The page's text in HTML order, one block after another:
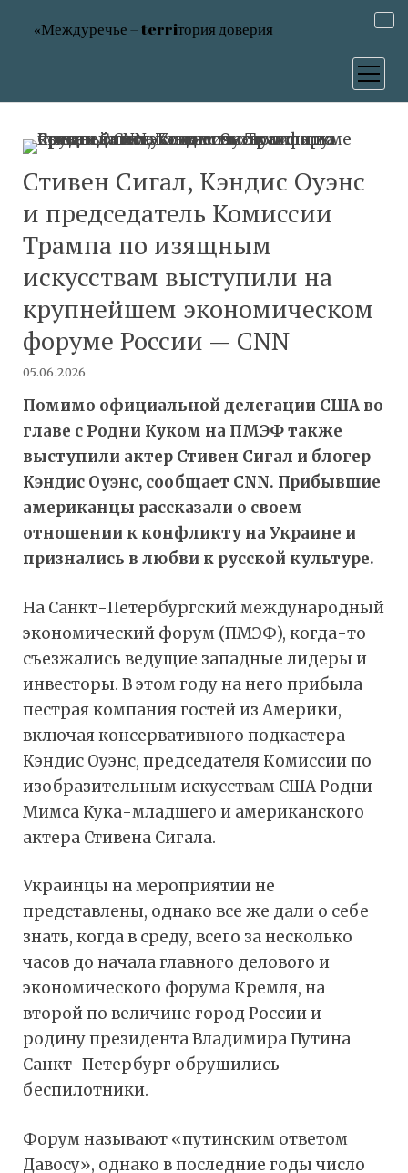
«Междуречье – terriтория доверия
меню
Стивен Сигал, Кэндис Оуэнс
и председатель Комиссии
Трампа по изящным
искусствам выступили на
крупнейшем экономическом
форуме России — CNN
05.06.2026
Помимо официальной делегации США во
главе с Родни Куком на ПМЭФ также
выступили актер Стивен Сигал и блогер
Кэндис Оуэнс, сообщает CNN. Прибывшие
американцы рассказали о своем
отношении к конфликту на Украине и
признались в любви к русской культуре.
На Санкт-Петербургский международный
экономический форум (ПМЭФ), когда-то
съезжались ведущие западные лидеры и
инвесторы. В этом году на него прибыла
пестрая компания гостей из Америки,
включая консервативного подкастера
Кэндис Оуэнс, председателя Комиссии по
изобразительным искусствам США Родни
Мимса Кука-младшего и американского
актера Стивена Сигала.
Украинцы на мероприятии не
представлены, однако все же дали о себе
знать, когда в среду, всего за несколько
часов до начала главного делового и
экономического форума Кремля, на
второй по величине город России и
родину президента Владимира Путина
Санкт-Петербург обрушились
беспилотники.
Форум называют «путинским ответом
Давосу», однако в последние годы число